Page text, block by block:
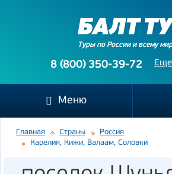
Туры по России и всему
8 (800) 350-39-72
Меню
Главная Страны
Россия
Карелия, Кижи, Валаам, Соловки